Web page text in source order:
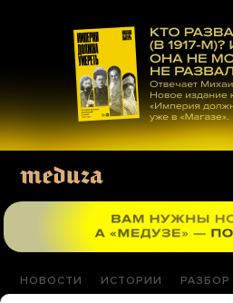
материалам
НОВОСТИ ИСТОРИИ РАЗБОР